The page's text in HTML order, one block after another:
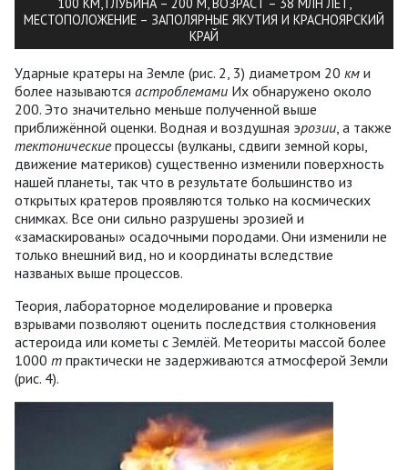
МЕСТОПОЛОЖЕНИЕ – ЗАПОЛЯРНЫЕ ЯКУТИЯ И КРАСНОЯРСКИЙ
КРАЙ
Ударные кратеры на Земле (рис. 2, 3) диаметром 20 км и
более называются астроблемами Их обнаружено около
200. Это значительно меньше полученной выше
приближённой оценки. Водная и воздушная эрозии , а также
тектоническиепроцессы (вулканы, сдвиги земной коры,
движение материков) существенно изменили поверхность
нашей планеты, так что в результате большинство из
открытых кратеров проявляются только на космических
снимках. Все они сильно разрушены эрозией и
«замаскированы» осадочными породами. Они изменили не
только внешний вид, но и координаты вследствие
названых выше процессов.
Теория, лабораторное моделирование и проверка
взрывами позволяют оценить последствия столкновения
астероида или кометы с Землёй. Метеориты массой более
1000 т практически не задерживаются атмосферой Земли
(рис. 4).